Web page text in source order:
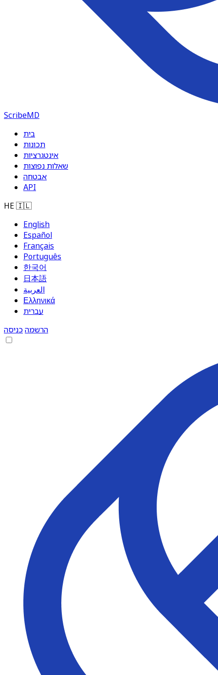
ScribeMD
בית
תכונות
אינטגרציות
שאלות נפוצות
אבטחה
API
HE🇮🇱
English
Español
Français
Português
한국어
日本語
العربية
Ελληνικά
עברית
הרשמהכניסה